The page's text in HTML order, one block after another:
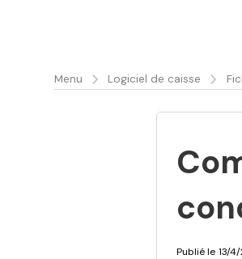
Menu Logiciel de caisse
Publié le 13/